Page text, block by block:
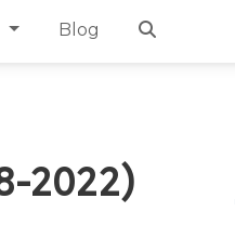
Blog
2022)